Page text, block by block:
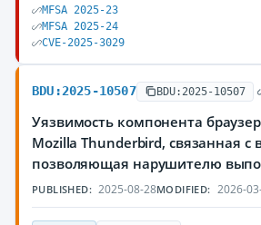
MFSA 2025-23
MFSA 2025-24
CVE-2025-3029
BDU:2025-10507 BDU:2025-10507
Уязвимость компонента
Mozilla Thunderbird, связанная
позволяющая нарушителю
PUBLISHED: 2025-08-28MODIFIED: 2026-